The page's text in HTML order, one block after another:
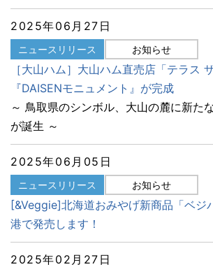
2025年06月27日
ニュースリリース お知らせ
［大山ハム］大山ハム直売店「テラス
『DAISENモニュメント』が完成
～ 鳥取県のシンボル、大山の麓に新た
が誕生 ～
2025年06月05日
ニュースリリース お知らせ
[&Veggie]北海道おみやげ新商品「ベジ
港で発売します！
2025年02月27日